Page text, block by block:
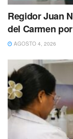
Regidor Juan
del Carmen
AGOSTO 4, 2026